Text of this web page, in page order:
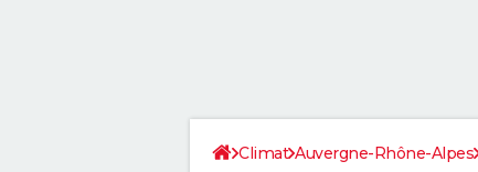
Climat Auvergne-Rhône-Alpes